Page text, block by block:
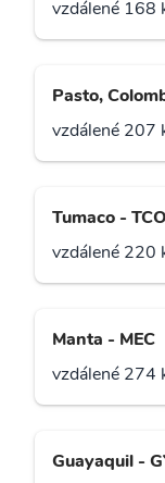
vzdálené 168
Pasto,
vzdálené 207
Tumaco - TCO
vzdálené 220
Manta - MEC
vzdálené 274
Guayaquil -